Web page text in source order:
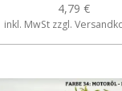
4,79 €
inkl. MwSt zzgl.